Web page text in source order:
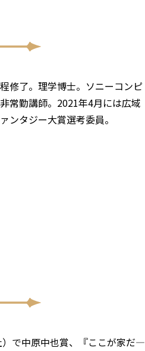
修了。理学博士。ソニーコンピ
常勤講師。2021年4月には広域
ンタジー大賞選考委員。
で中原中也賞、『ここが家だ―